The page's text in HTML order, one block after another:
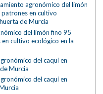
agronómico del limón
en cultivo
de Murcia
del limón fino 95
cultivo ecológico en la
del caqui en
Murcia
del caqui en